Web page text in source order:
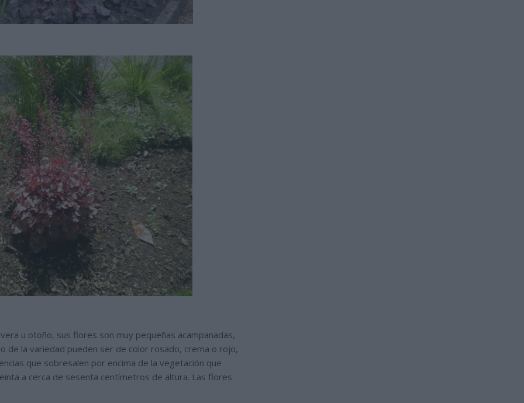
u otoño, sus flores son muy pequeñas acampanadas,
de la variedad pueden ser de color rosado, crema o rojo,
que sobresalen por encima de la vegetación que
a cerca de sesenta centímetros de altura. Las flores